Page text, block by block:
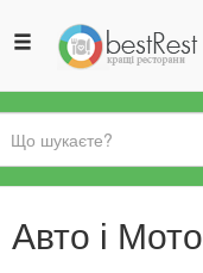
Ви
єАвто і